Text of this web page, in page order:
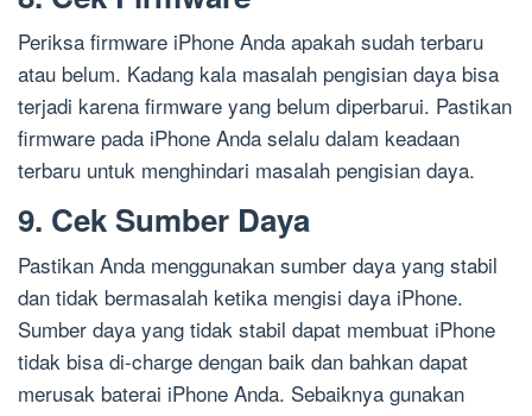
Periksa firmware iPhone Anda apakah sudah terbaru
atau belum. Kadang kala masalah pengisian daya bisa
terjadi karena firmware yang belum diperbarui. Pastikan
firmware pada iPhone Anda selalu dalam keadaan
terbaru untuk menghindari masalah pengisian daya.
9. Cek Sumber Daya
Pastikan Anda menggunakan sumber daya yang stabil
dan tidak bermasalah ketika mengisi daya iPhone.
Sumber daya yang tidak stabil dapat membuat iPhone
tidak bisa di-charge dengan baik dan bahkan dapat
merusak baterai iPhone Anda. Sebaiknya gunakan